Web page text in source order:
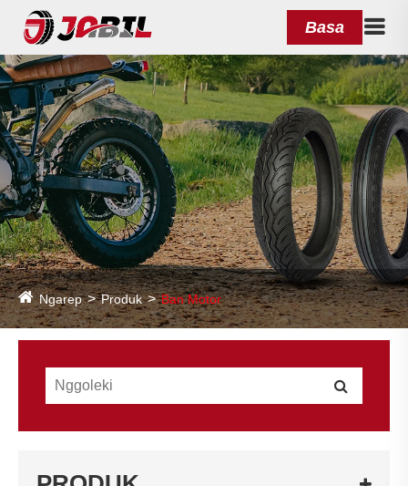
Basa
Ngarep Produk Ban Motor